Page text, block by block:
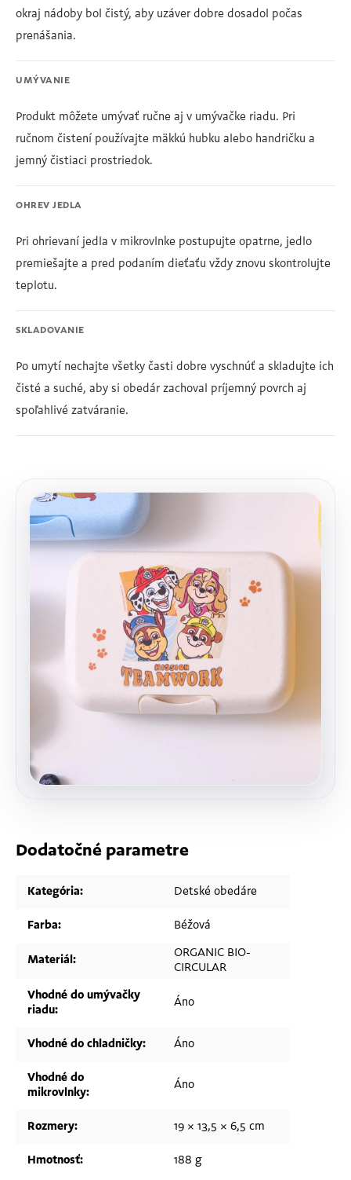
okraj nádoby bol čistý, aby uzáver dobre dosadol počas
prenášania.
UMÝVANIE
Produkt môžete umývať ručne aj v umývačke riadu. Pri
ručnom čistení používajte mäkkú hubku alebo handričku a
jemný čistiaci prostriedok.
OHREV JEDLA
Pri ohrievaní jedla v mikrovlnke postupujte opatrne, jedlo
premiešajte a pred podaním dieťaťu vždy znovu skontrolujte
teplotu.
SKLADOVANIE
Po umytí nechajte všetky časti dobre vyschnúť a skladujte ich
čisté a suché, aby si obedár zachoval príjemný povrch aj
spoľahlivé zatváranie.
Dodatočné parametre
Kategória: Detské obedáre
Farba: Béžová
Materiál:
ORGANIC BIO-
CIRCULAR
Vhodné do umývačky
riadu:
Áno
Vhodné do chladničky: Áno
Vhodné do
mikrovlnky:
Áno
Rozmery: 19 × 13,5 × 6,5 cm
Hmotnosť: 188 g